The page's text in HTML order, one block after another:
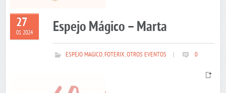
27
01 2024 Espejo Mágico – Marta
ESPEJO MAGICO,FOTERIX,OTROS EVENTOS 0